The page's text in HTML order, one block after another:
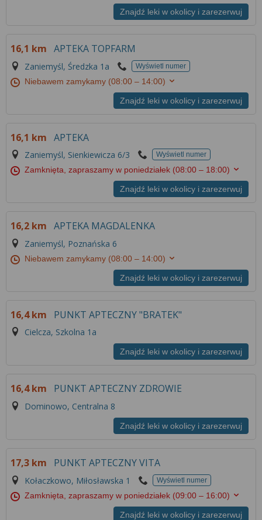
Znajdź leki w okolicy i zarezerwuj
16,1 km APTEKA TOPFARM
Zaniemyśl, Średzka 1a Wyświetl numer
Niebawem zamykamy (08:00 – 14:00)
Znajdź leki w okolicy i zarezerwuj
16,1 km APTEKA
Zaniemyśl, Sienkiewicza 6/3 Wyświetl numer
Zamknięta, zapraszamy w poniedziałek (08:00 – 18:00)
Znajdź leki w okolicy i zarezerwuj
16,2 km APTEKA MAGDALENKA
Zaniemyśl, Poznańska 6
Niebawem zamykamy (08:00 – 14:00)
Znajdź leki w okolicy i zarezerwuj
16,4 km PUNKT APTECZNY "BRATEK"
Cielcza, Szkolna 1a
Znajdź leki w okolicy i zarezerwuj
16,4 km PUNKT APTECZNY ZDROWIE
Dominowo, Centralna 8
Znajdź leki w okolicy i zarezerwuj
17,3 km PUNKT APTECZNY VITA
Kołaczkowo, Miłosławska 1 Wyświetl numer
Zamknięta, zapraszamy w poniedziałek (09:00 – 16:00)
Znajdź leki w okolicy i zarezerwuj